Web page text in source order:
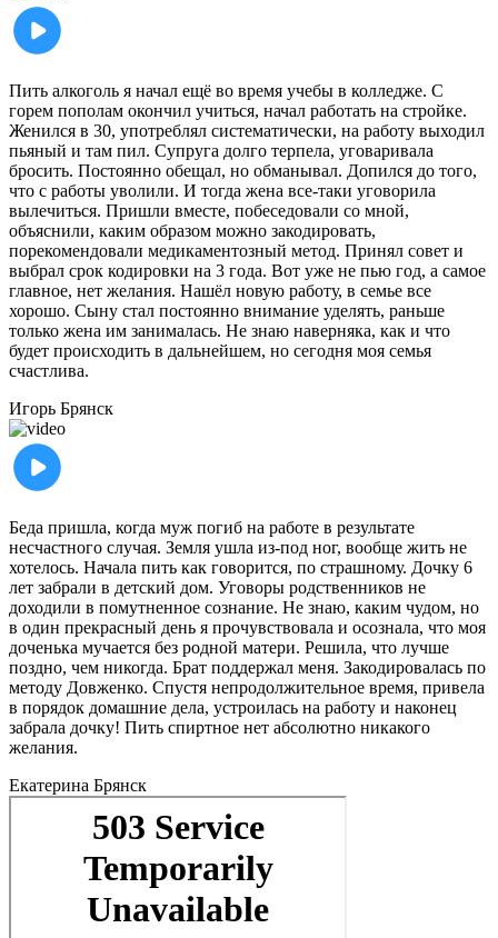
Пить алкоголь я начал ещё во время учебы в колледже. С
горем пополам окончил учиться, начал работать на стройке.
Женился в 30, употреблял систематически, на работу выходил
пьяный и там пил. Супруга долго терпела, уговаривала
бросить. Постоянно обещал, но обманывал. Допился до того,
что с работы уволили. И тогда жена все-таки уговорила
вылечиться. Пришли вместе, побеседовали со мной,
объяснили, каким образом можно закодировать,
порекомендовали медикаментозный метод. Принял совет и
выбрал срок кодировки на 3 года. Вот уже не пью год, а самое
главное, нет желания. Нашёл новую работу, в семье все
хорошо. Сыну стал постоянно внимание уделять, раньше
только жена им занималась. Не знаю наверняка, как и что
будет происходить в дальнейшем, но сегодня моя семья
счастлива.
Игорь Брянск
Беда пришла, когда муж погиб на работе в результате
несчастного случая. Земля ушла из-под ног, вообще жить не
хотелось. Начала пить как говорится, по страшному. Дочку 6
лет забрали в детский дом. Уговоры родственников не
доходили в помутненное сознание. Не знаю, каким чудом, но
в один прекрасный день я прочувствовала и осознала, что моя
доченька мучается без родной матери. Решила, что лучше
поздно, чем никогда. Брат поддержал меня. Закодировалась по
методу Довженко. Спустя непродолжительное время, привела
в порядок домашние дела, устроилась на работу и наконец
забрала дочку! Пить спиртное нет абсолютно никакого
желания.
Екатерина Брянск